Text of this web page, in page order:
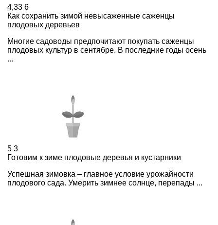
4,33 6
Как сохранить зимой невысаженные саженцы
плодовых деревьев
Многие садоводы предпочитают покупать саженцы
плодовых культур в сентябре. В последние годы осень
...
5 3
Готовим к зиме плодовые деревья и кустарники
Успешная зимовка – главное условие урожайности
плодового сада. Умерить зимнее солнце, перепады ...